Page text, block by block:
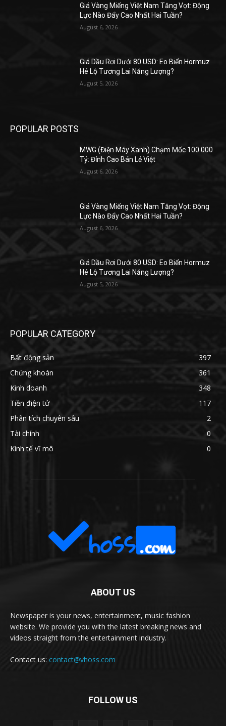
Giá Vàng Miếng Việt Nam Tăng Vọt: Động
Lực Nào Đẩy Cao Nhất Hai Tuần?
August 6, 2026
Giá Dầu Rơi Dưới 80 USD: Eo Biển Hormuz
Hé Lộ Tương Lai Năng Lượng?
August 5, 2026
POPULAR POSTS
MWG (Điện Máy Xanh) Chạm Mốc 100.000
Tỷ: Đỉnh Cao Bán Lẻ Việt
August 6, 2026
Giá Vàng Miếng Việt Nam Tăng Vọt: Động
Lực Nào Đẩy Cao Nhất Hai Tuần?
August 6, 2026
Giá Dầu Rơi Dưới 80 USD: Eo Biển Hormuz
Hé Lộ Tương Lai Năng Lượng?
August 5, 2026
POPULAR CATEGORY
Bất động sản
397
Chứng khoán
361
Kinh doanh
348
Tiền điện tử
117
Phân tích chuyên sâu
2
Tài chính
0
Kinh tế vĩ mô
0
ABOUT US
Newspaper is your news, entertainment, music fashion
website. We provide you with the latest breaking news and
videos straight from the entertainment industry.
Contact us: contact@vhoss.com
FOLLOW US